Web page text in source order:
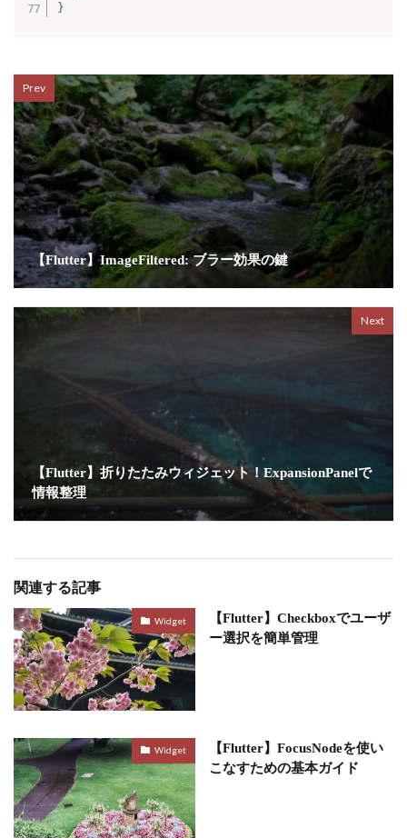
}
Prev
【Flutter】ImageFiltered: ブラー効果の鍵
Next
【Flutter】折りたたみウィジェット！ExpansionPanelで
情報整理
関連する記事
Widget
【Flutter】Checkboxでユーザ
ー選択を簡単管理
Widget
【Flutter】FocusNodeを使い
こなすための基本ガイド